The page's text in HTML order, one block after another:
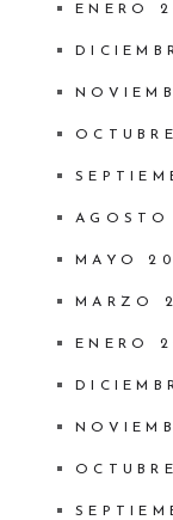
ENERO
AGOSTO
MAYO
MARZO
ENERO